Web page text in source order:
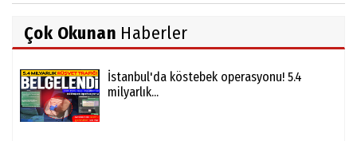
Çok Okunan Haberler
İstanbul'da köstebek operasyonu! 5.4
milyarlık...